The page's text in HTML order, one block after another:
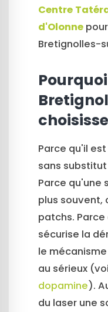
Centre
d'Olonne
Bretignolles-
Parce qu'il
sans
Parce qu'une
plus souvent,
patchs. Parce
sécurise la
le
au sérieux
dopamine).
du laser une